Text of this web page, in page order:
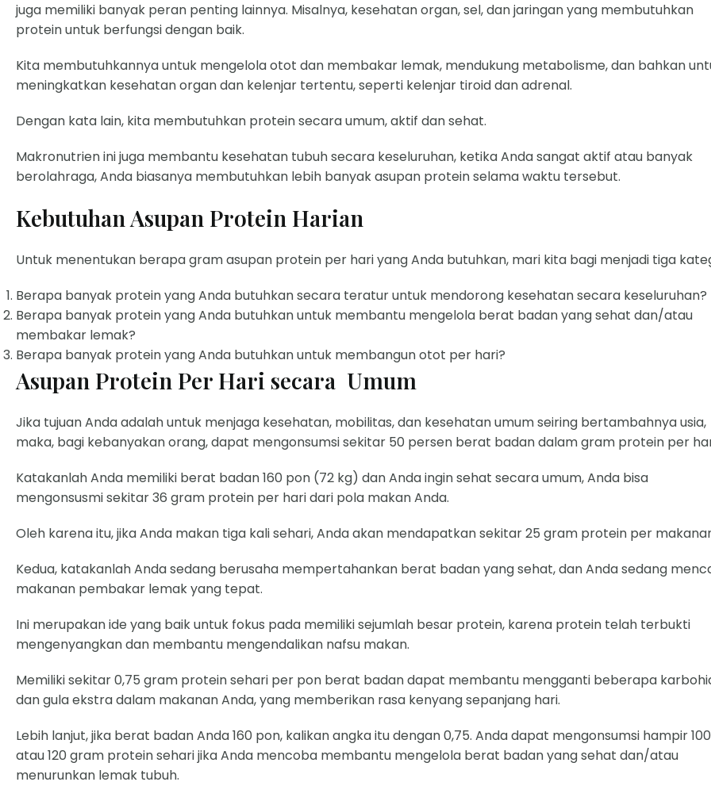
juga memiliki banyak peran penting lainnya. Misalnya, kesehatan organ, sel, dan jaringan yang membutuhkan
protein untuk berfungsi dengan baik.
Kita membutuhkannya untuk mengelola otot dan membakar lemak, mendukung metabolisme, dan bahkan
meningkatkan kesehatan organ dan kelenjar tertentu, seperti kelenjar tiroid dan adrenal.
Dengan kata lain, kita membutuhkan protein secara umum, aktif dan sehat.
Makronutrien ini juga membantu kesehatan tubuh secara keseluruhan, ketika Anda sangat aktif atau banyak
berolahraga, Anda biasanya membutuhkan lebih banyak asupan protein selama waktu tersebut.
Kebutuhan Asupan Protein Harian
Untuk menentukan berapa gram asupan protein per hari yang Anda butuhkan, mari kita bagi menjadi tiga
Berapa banyak protein yang Anda butuhkan secara teratur untuk mendorong kesehatan secara keseluruhan?
Berapa banyak protein yang Anda butuhkan untuk membantu mengelola berat badan yang sehat dan/atau
membakar lemak?
Berapa banyak protein yang Anda butuhkan untuk membangun otot per hari?
Asupan Protein Per Hari secara Umum
Jika tujuan Anda adalah untuk menjaga kesehatan, mobilitas, dan kesehatan umum seiring bertambahnya usia,
maka, bagi kebanyakan orang, dapat mengonsumsi sekitar 50 persen berat badan dalam gram protein per
Katakanlah Anda memiliki berat badan 160 pon (72 kg) dan Anda ingin sehat secara umum, Anda bisa
mengonsusmi sekitar 36 gram protein per hari dari pola makan Anda.
Oleh karena itu, jika Anda makan tiga kali sehari, Anda akan mendapatkan sekitar 25 gram protein per
Kedua, katakanlah Anda sedang berusaha mempertahankan berat badan yang sehat, dan Anda sedang
makanan pembakar lemak yang tepat.
Ini merupakan ide yang baik untuk fokus pada memiliki sejumlah besar protein, karena protein telah terbukti
mengenyangkan dan membantu mengendalikan nafsu makan.
Memiliki sekitar 0,75 gram protein sehari per pon berat badan dapat membantu mengganti beberapa
dan gula ekstra dalam makanan Anda, yang memberikan rasa kenyang sepanjang hari.
Lebih lanjut, jika berat badan Anda 160 pon, kalikan angka itu dengan 0,75. Anda dapat mengonsumsi hampir 100
atau 120 gram protein sehari jika Anda mencoba membantu mengelola berat badan yang sehat dan/atau
menurunkan lemak tubuh.